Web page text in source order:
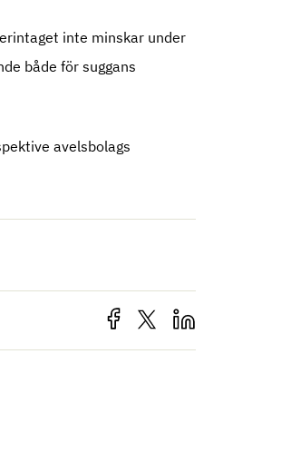
inte minskar under
både för suggans
avelsbolags